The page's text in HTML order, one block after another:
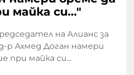
майка си..."